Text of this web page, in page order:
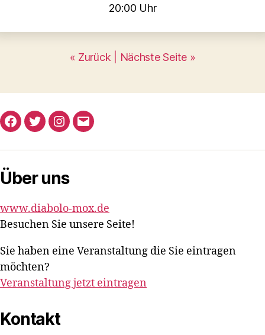
20:00 Uhr
« Zurück | Nächste Seite »
Facebook
TwitterInstagram
E-
Über uns
www.diabolo-mox.de
Besuchen Sie unsere Seite!
Sie haben eine Veranstaltung die Sie eintragen
möchten?
Veranstaltung jetzt eintragen
Kontakt